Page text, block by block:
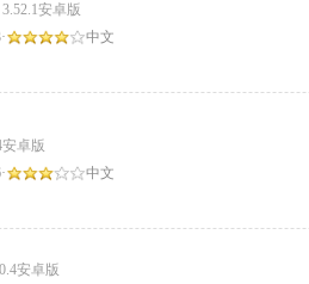
3.52.1安卓版
· 中文
安卓版
· 中文
安卓版